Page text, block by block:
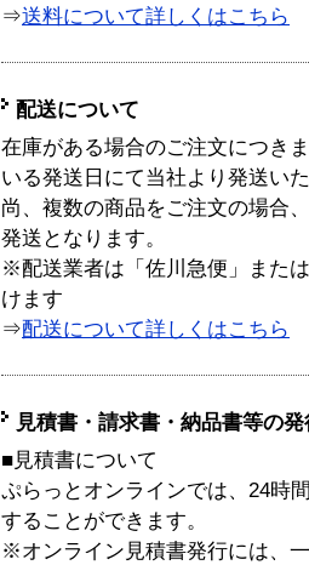
⇒送料について詳しくはこちら
配送について
在庫がある場合のご注文につき
いる発送日にて当社より発送い
尚、複数の商品をご注文の場合
発送となります。
※配送業者は「佐川急便」また
けます
⇒配送について詳しくはこちら
見積書・請求書・納品書等の
■見積書について
ぷらっとオンラインでは、24時
することができます。
※オンライン見積書発行には、